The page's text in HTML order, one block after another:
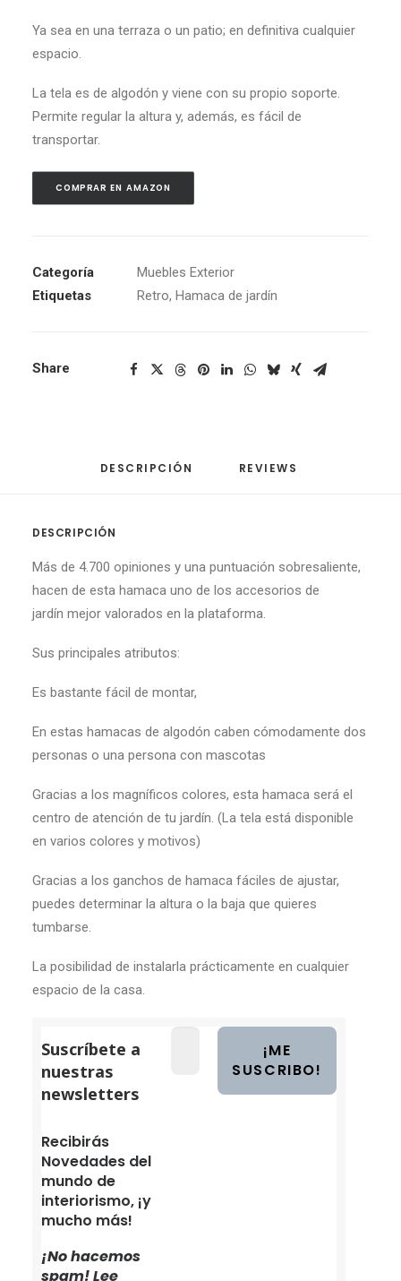
Ya sea en una terraza o un patio; en definitiva cualquier
espacio.
La tela es de algodón y viene con su propio soporte.
Permite regular la altura y, además, es fácil de
transportar.
COMPRAR EN AMAZON
Categoría
Muebles Exterior
Etiquetas
Retro, Hamaca de jardín
Share
DESCRIPCIÓN REVIEWS
DESCRIPCIÓN
Más de 4.700 opiniones y una puntuación sobresaliente,
hacen de esta hamaca uno de los accesorios de
jardín mejor valorados en la plataforma.
Sus principales atributos:
Es bastante fácil de montar,
En estas hamacas de algodón caben cómodamente dos
personas o una persona con mascotas
Gracias a los magníficos colores, esta hamaca será el
centro de atención de tu jardín. (La tela está disponible
en varios colores y motivos)
Gracias a los ganchos de hamaca fáciles de ajustar,
puedes determinar la altura o la baja que quieres
tumbarse.
La posibilidad de instalarla prácticamente en cualquier
espacio de la casa.
Suscríbete a
nuestras
newsletters
Recibirás
Novedades del
mundo de
interiorismo, ¡y
mucho más!
¡No hacemos
spam! Lee